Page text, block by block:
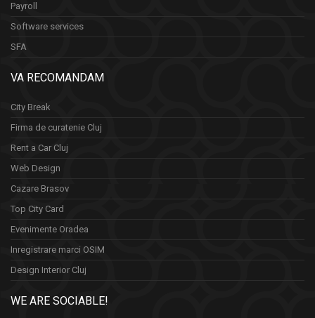
Payroll
Software services
SFA
VA RECOMANDAM
City Break
Firma de curatenie Cluj
Rent a Car Cluj
Web Design
Cazare Brasov
Top City Card
Evenimente Oradea
Inregistrare marci OSIM
Design Interior Cluj
WE ARE SOCIABLE!